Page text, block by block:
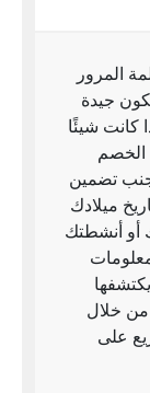
المرور
جيدة
كانت شيئًا
تضمين
ميلادك
أنشطتك
خلال
على